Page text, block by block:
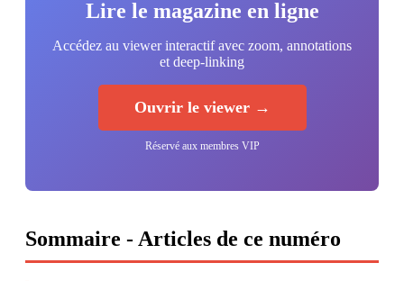
Lire le magazine en ligne
Accédez au viewer interactif avec zoom, annotations
et deep-linking
Ouvrir le viewer →
Réservé aux membres VIP
Sommaire - Articles de ce numéro